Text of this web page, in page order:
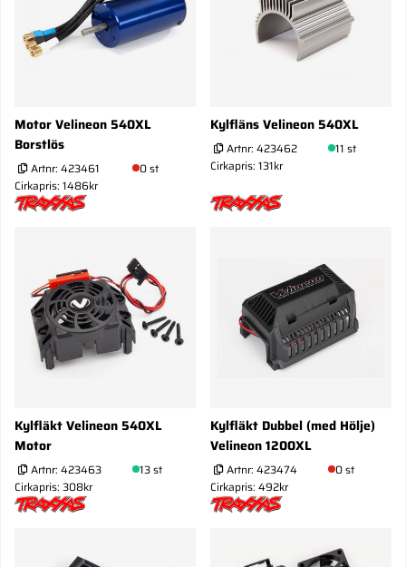
Motor Velineon 540XL
Borstlös
Artnr: 423461
0 st
Cirkapris: 1486kr
Kylfläns Velineon 540XL
Artnr: 423462
11 st
Cirkapris: 131kr
Kylfläkt Velineon 540XL
Motor
Artnr: 423463
13 st
Cirkapris: 308kr
Kylfläkt Dubbel (med Hölje)
Velineon 1200XL
Artnr: 423474
0 st
Cirkapris: 492kr